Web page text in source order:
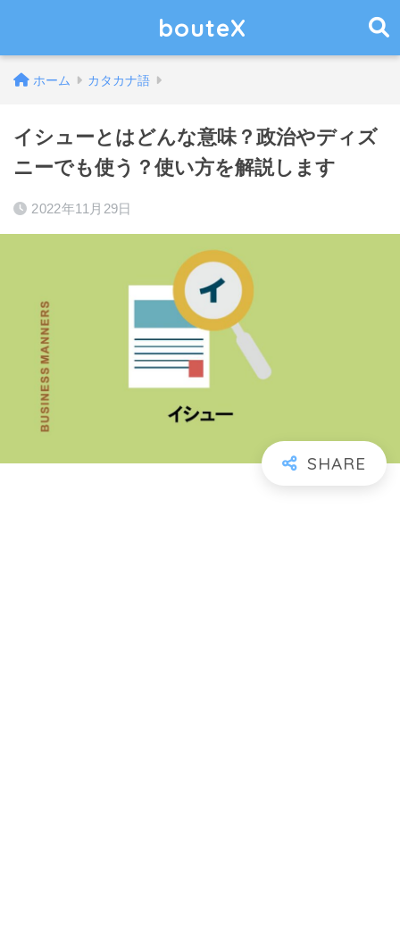
bouteX
ホーム カタカナ語
イシューとはどんな意味？政治やディズ
ニーでも使う？使い方を解説します
2022年11月29日